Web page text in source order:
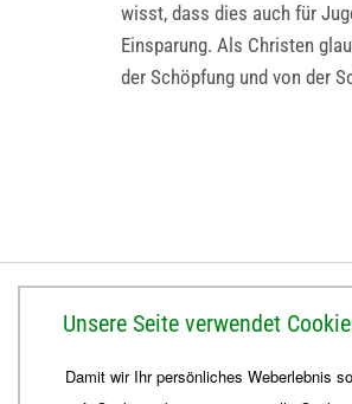
wisst, dass dies auch für
Einsparung. Als Christen
der Schöpfung und von der
BISTUM ERFURT
Bischöfliches Ordinariat
Herrmannsplatz 9, 99084
Unsere Seite verwendet
Damit wir Ihr persönliches Weberlebnis